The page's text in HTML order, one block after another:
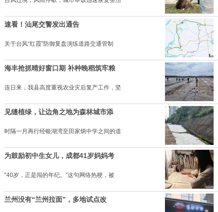
速看！汕尾交警发出通告
关于台风“红霞”防御复盘演练道路交通管制
海丰抢抓晴好窗口期 补种晚稻筑牢粮
连日来，我县高度重视农业灾后复产工作，坚
见缝植绿，让边角之地为森林城市添
时隔一月再行经银湖湾至田家炳中学之间的道
为鼓励初中生女儿，成都41岁妈妈考
“40岁，正是闯的年纪。”这句网络热梗，被
兰州没有“兰州拉面”，多地试点改